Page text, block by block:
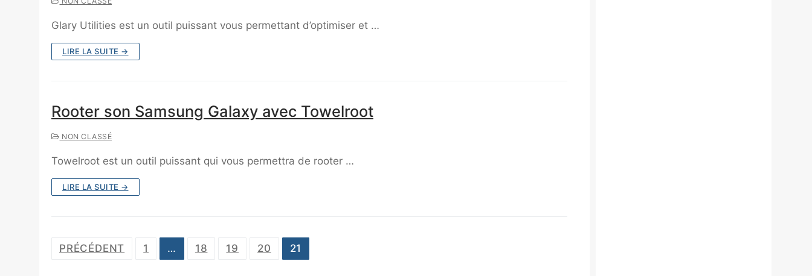
Glary Utilities est un outil puissant vous permettant d’optimiser et …
LIRE LA SUITE →
Rooter son Samsung Galaxy avec Towelroot
NON CLASSÉ
Towelroot est un outil puissant qui vous permettra de rooter …
LIRE LA SUITE →
Navigation
PRÉCÉDENT 1 … 18 19 20 21